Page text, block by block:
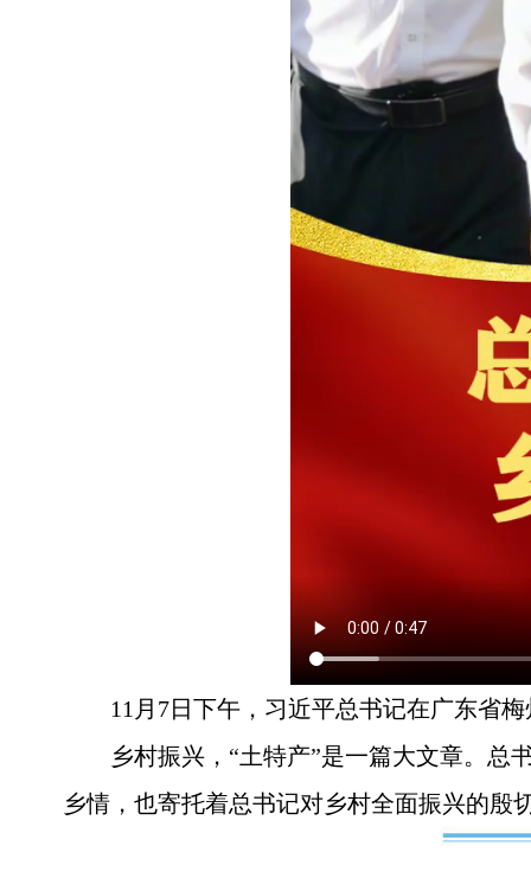
11月7日下午，习近平总书记在广东省
乡村振兴，“土特产”是一篇大文章。总
乡情，也寄托着总书记对乡村全面振兴的殷